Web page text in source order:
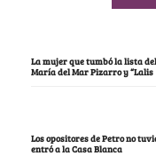
La mujer que tumbó la lista
María del Mar Pizarro y “Lalis
Los opositores de Petro no
entró a la Casa Blanca